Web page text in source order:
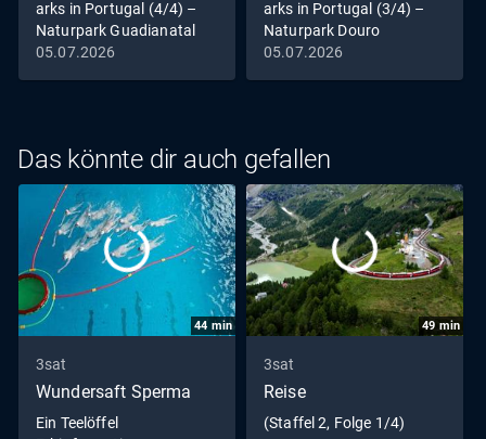
arks in Portugal (4/4) –
Naturpark Guadianatal
05.07.2026
arks in Portugal (3/4) –
Naturpark Douro
05.07.2026
Das könnte dir auch gefallen
44 min
3sat
Wundersaft Sperma
Ein Teelöffel
49 min
3sat
Reise
(Staffel 2, Folge 1/4)